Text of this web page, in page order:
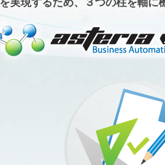
実現するため、３つの柱を軸に